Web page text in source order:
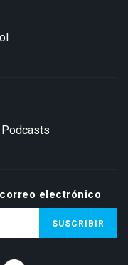
Podcasts
electrónico